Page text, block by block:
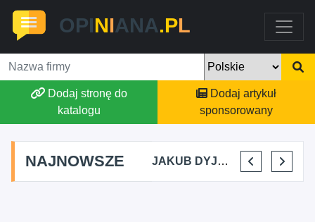
OPINIANA.PL
Dodaj stronę do
katalogu
Dodaj artykuł
sponsorowany
NAJNOWSZE
MARTA BRACHA JAKUB DYJAKIEWICZ POLISH LODA